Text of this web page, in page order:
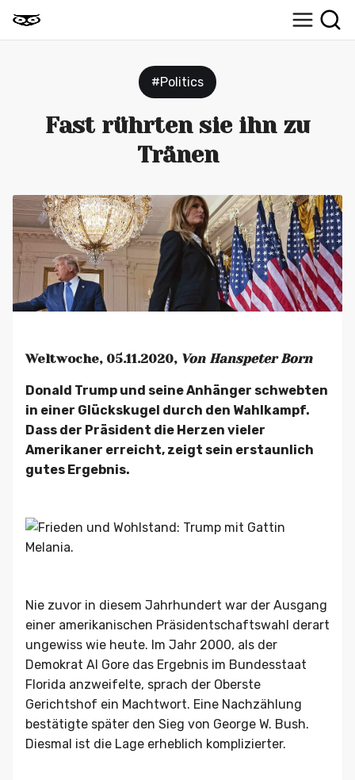
#Politics
Fast rührten sie ihn zu
Tränen
Weltwoche, 05.11.2020, Von Hanspeter Born
Donald Trump und seine Anhänger schwebten
in einer Glückskugel durch den Wahlkampf.
Dass der Präsident die Herzen vieler
Amerikaner erreicht, zeigt sein erstaunlich
gutes Ergebnis.
Nie zuvor in diesem Jahrhundert war der Ausgang
einer amerikanischen Präsidentschaftswahl derart
ungewiss wie heute. Im Jahr 2000, als der
Demokrat Al Gore das Ergebnis im Bundesstaat
Florida anzweifelte, sprach der Oberste
Gerichtshof ein Machtwort. Eine Nachzählung
bestätigte später den Sieg von George W. Bush.
Diesmal ist die Lage erheblich komplizierter.